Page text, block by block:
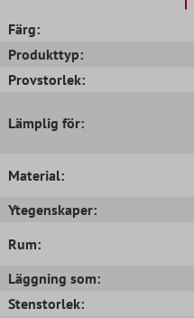
Färg:
Produkttyp:
Provstorlek:
Lämplig för:
Material:
Ytegenskaper:
Rum:
Läggning som:
Stenstorlek: